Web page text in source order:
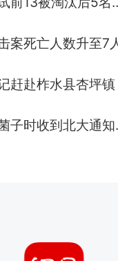
案死亡人数升至7
赶赴柞水县杏坪镇
女孩